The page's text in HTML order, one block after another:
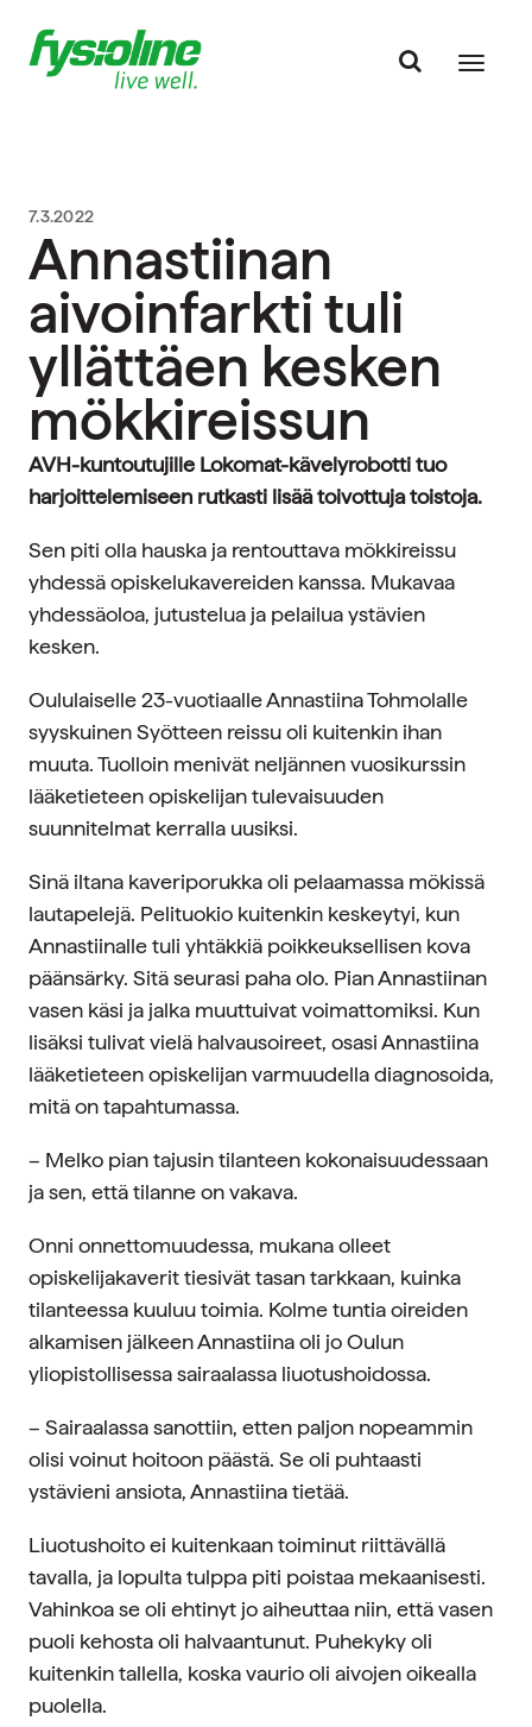
7.3.2022
Annastiinan
aivoinfarkti tuli
yllättäen kesken
mökkireissun
AVH-kuntoutujille Lokomat-kävelyrobotti tuo
harjoittelemiseen rutkasti lisää toivottuja toistoja.
Sen piti olla hauska ja rentouttava mökkireissu
yhdessä opiskelukavereiden kanssa. Mukavaa
yhdessäoloa, jutustelua ja pelailua ystävien
kesken.
Oululaiselle 23-vuotiaalle Annastiina Tohmolalle
syyskuinen Syötteen reissu oli kuitenkin ihan
muuta. Tuolloin menivät neljännen vuosikurssin
lääketieteen opiskelijan tulevaisuuden
suunnitelmat kerralla uusiksi.
Sinä iltana kaveriporukka oli pelaamassa mökissä
lautapelejä. Pelituokio kuitenkin keskeytyi, kun
Annastiinalle tuli yhtäkkiä poikkeuksellisen kova
päänsärky. Sitä seurasi paha olo. Pian Annastiinan
vasen käsi ja jalka muuttuivat voimattomiksi. Kun
lisäksi tulivat vielä halvausoireet, osasi Annastiina
lääketieteen opiskelijan varmuudella diagnosoida,
mitä on tapahtumassa.
– Melko pian tajusin tilanteen kokonaisuudessaan
ja sen, että tilanne on vakava.
Onni onnettomuudessa, mukana olleet
opiskelijakaverit tiesivät tasan tarkkaan, kuinka
tilanteessa kuuluu toimia. Kolme tuntia oireiden
alkamisen jälkeen Annastiina oli jo Oulun
yliopistollisessa sairaalassa liuotushoidossa.
– Sairaalassa sanottiin, etten paljon nopeammin
olisi voinut hoitoon päästä. Se oli puhtaasti
ystävieni ansiota, Annastiina tietää.
Liuotushoito ei kuitenkaan toiminut riittävällä
tavalla, ja lopulta tulppa piti poistaa mekaanisesti.
Vahinkoa se oli ehtinyt jo aiheuttaa niin, että vasen
puoli kehosta oli halvaantunut. Puhekyky oli
kuitenkin tallella, koska vaurio oli aivojen oikealla
puolella.